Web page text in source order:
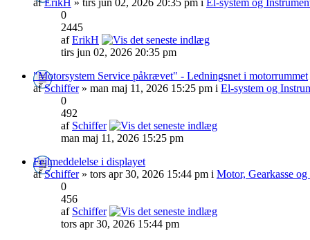
0
2445
afErikH
tirs jun 02, 2026 20:35 pm
"Motorsystem Service påkrævet" - Ledningsnet i motorrummet
afSchiffer» man maj 11, 2026 15:25 pm i El-system og
0
492
af Schiffer
man maj 11, 2026 15:25 pm
Fejlmeddelelse i displayet
afSchiffer» tors apr 30, 2026 15:44 pm i Motor, Gearkasse
0
456
af Schiffer
tors apr 30, 2026 15:44 pm